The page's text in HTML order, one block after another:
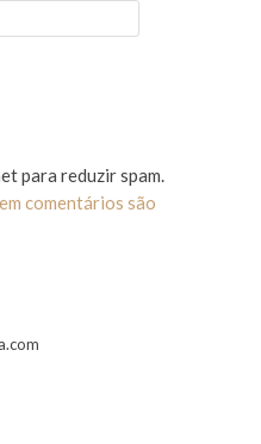
para reduzir spam.
comentários são